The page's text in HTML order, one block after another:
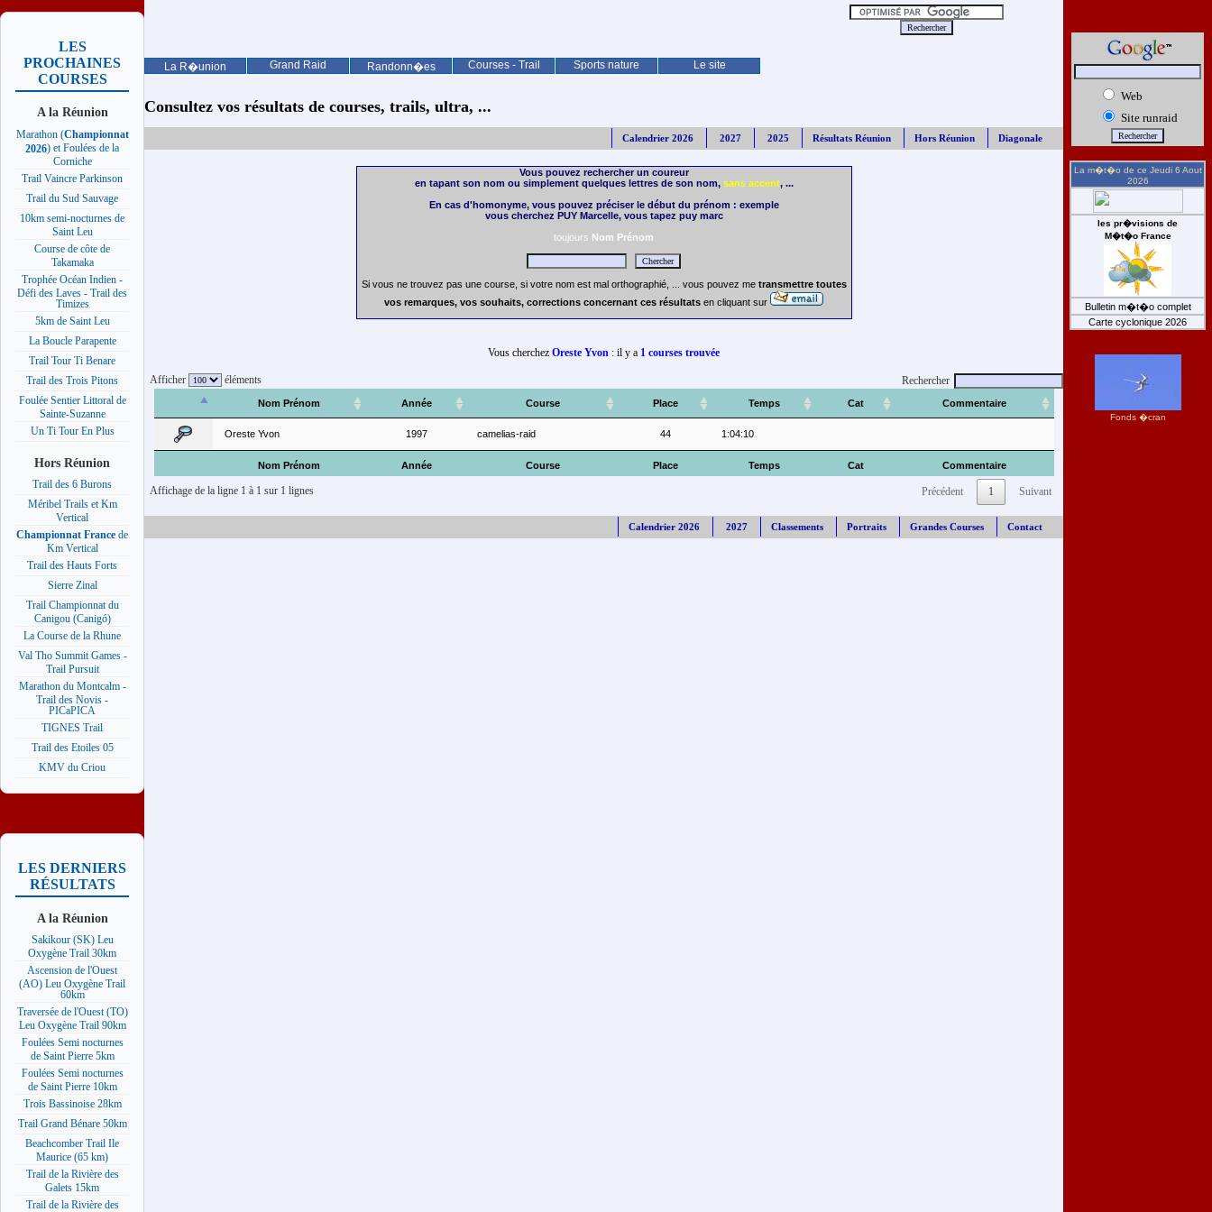
La R�union Grand Raid Randonn�es Courses - Trail Sports nature Le site
LES
PROCHAINES
COURSES
A la Réunion
Marathon (Championnat
2026) et Foulées de la
Corniche
Trail Vaincre Parkinson
Trail du Sud Sauvage
10km semi-nocturnes de
Saint Leu
Course de côte de
Takamaka
Trophée Océan Indien -
Défi des Laves - Trail des
Timizes
5km de Saint Leu
La Boucle Parapente
Trail Tour Ti Benare
Trail des Trois Pitons
Foulée Sentier Littoral de
Sainte-Suzanne
Un Ti Tour En Plus
Hors Réunion
Trail des 6 Burons
Méribel Trails et Km
Vertical
Championnat France de
Km Vertical
Trail des Hauts Forts
Sierre Zinal
Trail Championnat du
Canigou (Canigó)
La Course de la Rhune
Val Tho Summit Games -
Trail Pursuit
Marathon du Montcalm -
Trail des Novis -
PICaPICA
TIGNES Trail
Trail des Etoiles 05
KMV du Criou
LES DERNIERS
RÉSULTATS
A la Réunion
Sakikour (SK) Leu
Oxygène Trail 30km
Ascension de l'Ouest
(AO) Leu Oxygène Trail
60km
Traversée de l'Ouest (TO)
Leu Oxygène Trail 90km
Foulées Semi nocturnes
de Saint Pierre 5km
Foulées Semi nocturnes
de Saint Pierre 10km
Trois Bassinoise 28km
Trail Grand Bénare 50km
Beachcomber Trail Ile
Maurice (65 km)
Trail de la Rivière des
Galets 15km
Trail de la Rivière des
Consultez vos résultats de courses, trails, ultra, ...
Calendrier 2026 2027 2025 Résultats Réunion Hors Réunion Diagonale
Vous pouvez rechercher un coureur
en tapant son nom ou simplement quelques lettres de son nom, sans accent, ...
En cas d'homonyme, vous pouvez préciser le début du prénom : exemple
vous cherchez PUY Marcelle, vous tapez puy marc
toujours Nom Prénom
Si vous ne trouvez pas une course, si votre nom est mal orthographié, ... vous pouvez me transmettre toutes
vos remarques, vos souhaits, corrections concernant ces résultats en cliquant sur
Vous cherchez Oreste Yvon : il y a 1 courses trouvée
Afficher éléments Rechercher
Nom Prénom Année Course Place Temps Cat Commentaire
Nom Prénom Année Course Place Temps Cat Commentaire
Oreste Yvon 1997 camelias-raid 44 1:04:10
Affichage de la ligne 1 à 1 sur 1 lignes Précédent 1 Suivant
Calendrier 2026 2027 Classements Portraits Grandes Courses Contact
Web
Site runraid
La m�t�o de ce Jeudi 6 Aout
2026
les pr�visions de
M�t�o France
Bulletin m�t�o complet
Carte cyclonique 2026
Fonds �cran